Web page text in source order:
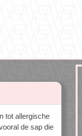
tot allergische
de sap die